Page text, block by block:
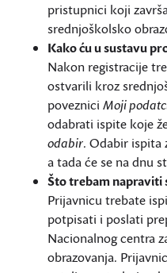
pristupnici koji
srednjoškolsko
Kako ću u sustavu
Nakon registracije
ostvarili kroz
poveznici Moji
odabrati ispite koje
odabir. Odabir ispita
a tada će se na dnu
Što trebam napraviti
Prijavnicu trebate
potpisati i poslati
Nacionalnog centra
obrazovanja.